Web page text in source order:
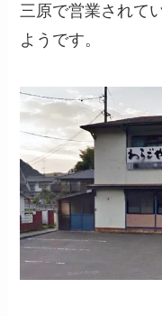
三原で営業されて
ようです。